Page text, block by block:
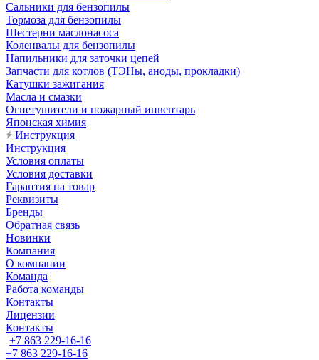
Сальники для бензопилы
Тормоза для бензопилы
Шестерни маслонасоса
Коленвалы для бензопилы
Напильники для заточки цепей
Запчасти для котлов (ТЭНы, аноды, прокладки)
Катушки зажигания
Масла и смазки
Огнетушители и пожарный инвентарь
Японская химия
Инструкция
Инструкция
Условия оплаты
Условия доставки
Гарантия на товар
Реквизиты
Бренды
Обратная связь
Новинки
Компания
О компании
Команда
Работа команды
Контакты
Лицензии
Контакты
+7 863 229-16-16
+7 863 229-16-16